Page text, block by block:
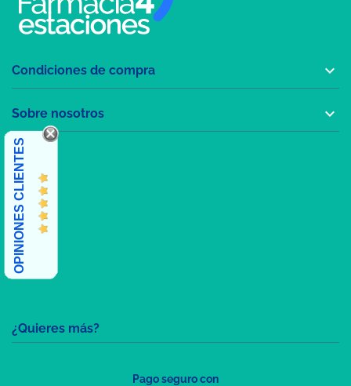
¿Quieres más?
Condiciones de compra 
Sobre nosotros 
OPINIONES CLIENTES
Pago seguro con